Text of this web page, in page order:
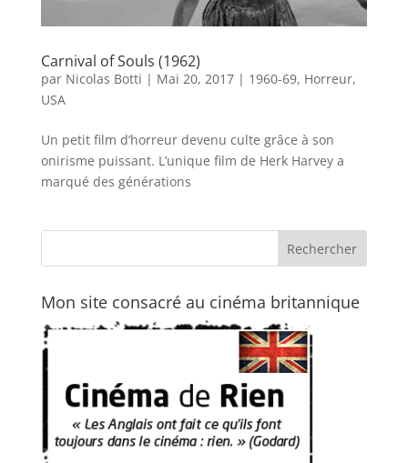
Carnival of Souls (1962)
par Nicolas Botti | Mai 20, 2017| 1960-69, Horreur,
USA
Un petit film d’horreur devenu culte grâce à son
onirisme puissant. L’unique film de Herk Harvey a
marqué des générations
Mon site consacré au cinéma britannique